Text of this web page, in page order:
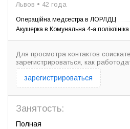
Львов • 42 года
Операційна медсестра в ЛОРЛДЦ
Акушерка в Комунальна 4-а поліклініка
Для просмотра контактов
зарегистрироваться, как
зарегистрироваться
Занятость:
Полная